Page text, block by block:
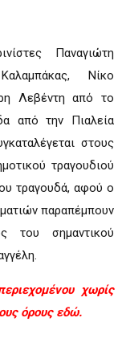
Παναγιώτη
Νίκο
Λεβέντη από το
από την Πιαλεία
στους
τραγουδιού
τραγουδά, αφού ο
παραπέμπουν
του σημαντικού
χωρίς
όρους εδώ.